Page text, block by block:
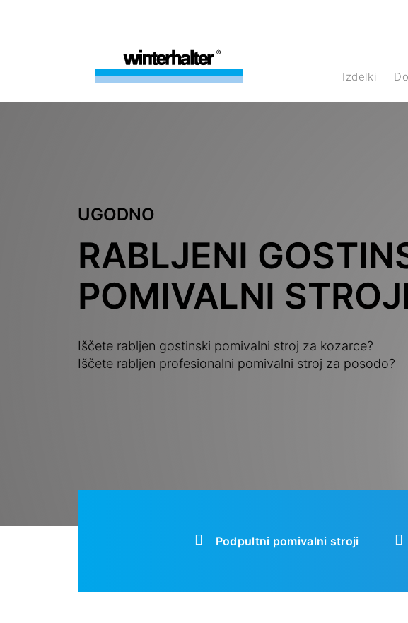
Izdelki
UGODNO
RABLJENI
POMIVALNI
Iščete rabljen gostinski pomivalni stroj za kozarce?
Iščete rabljen profesionalni pomivalni stroj za posodo?
Podpultni pomivalni stroji